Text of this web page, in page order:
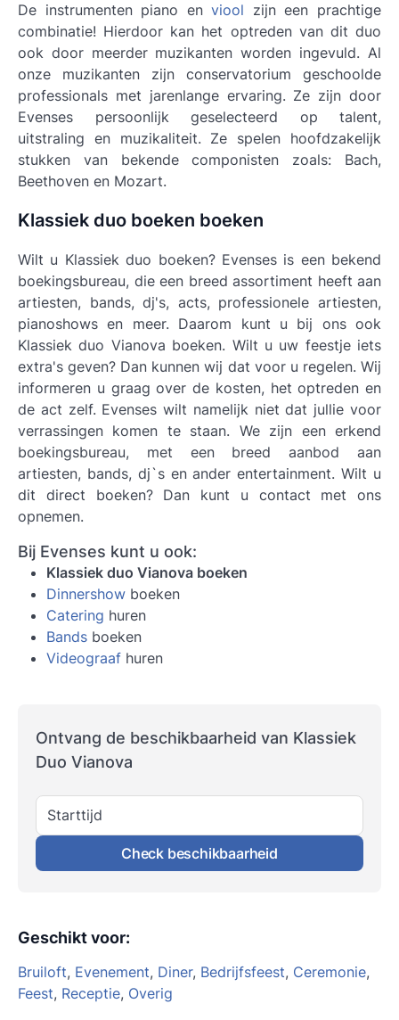
De instrumenten piano enviool zijn een prachtige
combinatie! Hierdoor kan het optreden van dit duo
ook door meerder muzikanten worden ingevuld. Al
onze muzikanten zijn conservatorium geschoolde
professionals met jarenlange ervaring. Ze zijn door
Evenses persoonlijk geselecteerd op talent,
uitstraling en muzikaliteit. Ze spelen hoofdzakelijk
stukken van bekende componisten zoals: Bach,
Beethoven en Mozart.
Klassiek duo boeken boeken
Wilt u Klassiek duo boeken? Evenses is een bekend
boekingsbureau, die een breed assortiment heeft aan
artiesten, bands, dj's, acts, professionele artiesten,
pianoshows en meer. Daarom kunt u bij ons ook
Klassiek duo Vianova boeken. Wilt u uw feestje iets
extra's geven? Dan kunnen wij dat voor u regelen. Wij
informeren u graag over de kosten, het optreden en
de act zelf. Evenses wilt namelijk niet dat jullie voor
verrassingen komen te staan. We zijn een erkend
boekingsbureau, met een breed aanbod aan
artiesten, bands, dj`s en ander entertainment. Wilt u
dit direct boeken? Dan kunt u contact met ons
opnemen.
Bij Evenses kunt u ook:
Klassiek duo Vianova boeken
Dinnershow boeken
Catering huren
Bands boeken
Videograaf huren
Ontvang de beschikbaarheid van Klassiek
Duo Vianova
Starttijd
Check beschikbaarheid
Geschikt voor:
Bruiloft, Evenement, Diner, Bedrijfsfeest, Ceremonie,
Feest, Receptie, Overig